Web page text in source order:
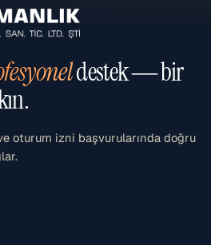
destek — bir
oturum izni başvurularında doğru